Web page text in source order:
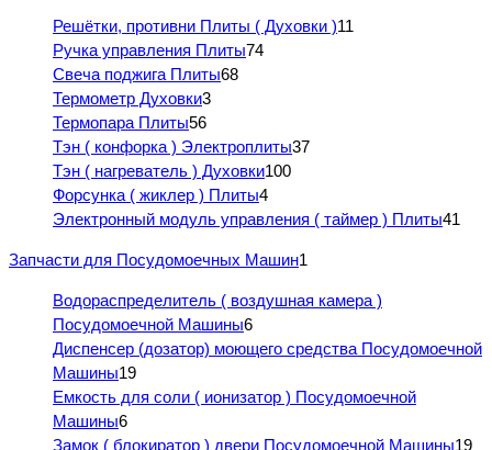
Решётки, противни Плиты ( Духовки )11
Ручка управления Плиты74
Свеча поджига Плиты68
Термометр Духовки3
Термопара Плиты56
Тэн ( конфорка ) Электроплиты37
Тэн ( нагреватель ) Духовки100
Форсунка ( жиклер ) Плиты4
Электронный модуль управления ( таймер ) Плиты41
Запчасти для Посудомоечных Машин1
Водораспределитель ( воздушная камера )
Посудомоечной Машины6
Диспенсер (дозатор) моющего средства Посудомоечной
Машины19
Емкость для соли ( ионизатор ) Посудомоечной
Машины6
Замок ( блокиратор ) двери Посудомоечной Машины19